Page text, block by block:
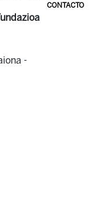
CONTACTO
-